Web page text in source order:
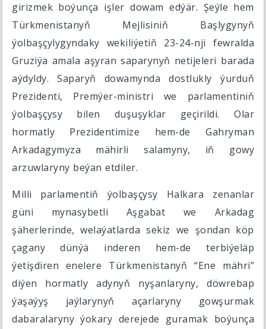
girizmek boýunça işler dowam edýär. Şeýle hem
Türkmenistanyň Mejlisiniň Başlygynyň
ýolbaşçylygyndaky wekiliýetiň 23-24-nji fewralda
Gruziýa amala aşyran saparynyň netijeleri barada
aýdyldy. Saparyň dowamynda dostlukly ýurduň
Prezidenti, Premýer-ministri we parlamentiniň
ýolbaşçysy bilen duşuşyklar geçirildi. Olar
hormatly Prezidentimize hem-de Gahryman
Arkadagymyza mähirli salamyny, iň gowy
arzuwlaryny beýan etdiler.
Milli parlamentiň ýolbaşçysy Halkara zenanlar
güni mynasybetli Aşgabat we Arkadag
şäherlerinde, welaýatlarda sekiz we şondan köp
çagany dünýä inderen hem-de terbiýeläp
ýetişdiren enelere Türkmenistanyň “Ene mähri”
diýen hormatly adynyň nyşanlaryny, döwrebap
ýaşaýyş jaýlarynyň açarlaryny gowşurmak
dabaralaryny ýokary derejede guramak boýunça